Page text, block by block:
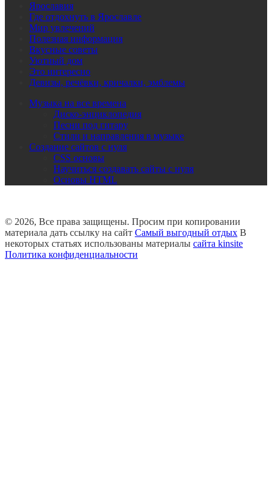
Ярославия
Где отдохнуть в Ярославле
Мир увлечений
Полезная информация
Вкусные советы
Уютный дом
Это интересно
Девизы, речёвки, кричалки, эмблемы
Музыка на все времена
Диско-энциклопедия
Песни под гитару
Стили и направления в музыке
Создание сайтов с нуля
CSS основы
Научиться создавать сайты с нуля
Основы HTML
© 2026, Все права защищены. Просим при копировании
материала дать ссылку на сайт Самый выгодный отдых В
некоторых статьях использованы материалы сайта kinsite
Политика конфиденциальности